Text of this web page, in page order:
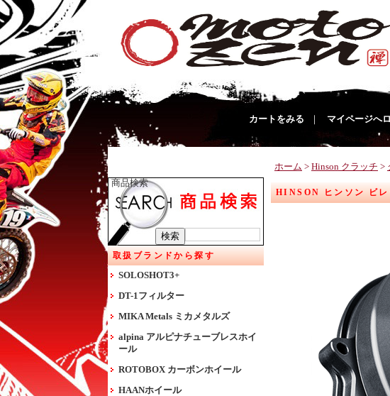
カートをみる マイページへ
商品検索
取扱ブランドから探す
SOLOSHOT3+
DT-1フィルター
MIKA Metals ミカメタルズ
alpina アルピナチューブレスホイ
ール
ROTOBOX カーボンホイール
HAANホイール
ホーム > Hinson クラッチ >
HINSON ヒンソン ビ